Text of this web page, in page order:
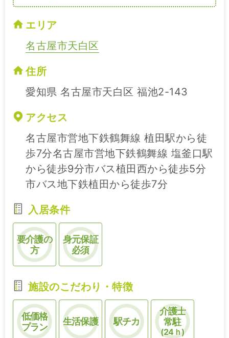
エリア
名古屋市天白区
住所
愛知県 名古屋市天白区 福池2-143
アクセス
名古屋市営地下鉄鶴舞線 植田駅から徒
歩7分名古屋市営地下鉄鶴舞線 塩釜口駅
から徒歩9分市バス植田西から徒歩5分
市バス地下鉄植田から徒歩7分
入居条件
要介護の
方
身元保証
必須
施設のこだわり・特徴
低価格
プラン
生活保護 駅チカ
介護士
常駐
(24ｈ)